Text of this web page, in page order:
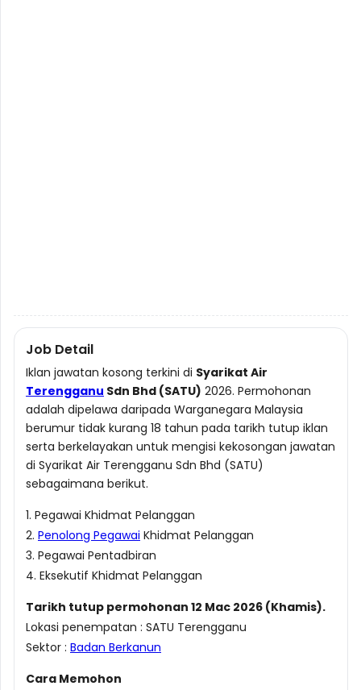
Job Detail
Iklan jawatan kosong terkini di Syarikat Air
Terengganu Sdn Bhd (SATU) 2026. Permohonan
adalah dipelawa daripada Warganegara Malaysia
berumur tidak kurang 18 tahun pada tarikh tutup iklan
serta berkelayakan untuk mengisi kekosongan jawatan
di Syarikat Air Terengganu Sdn Bhd (SATU)
sebagaimana berikut.
1. Pegawai Khidmat Pelanggan
2. Penolong Pegawai Khidmat Pelanggan
3. Pegawai Pentadbiran
4. Eksekutif Khidmat Pelanggan
Tarikh tutup permohonan 12 Mac 2026 (Khamis).
Lokasi penempatan : SATU Terengganu
Sektor : Badan Berkanun
Cara Memohon